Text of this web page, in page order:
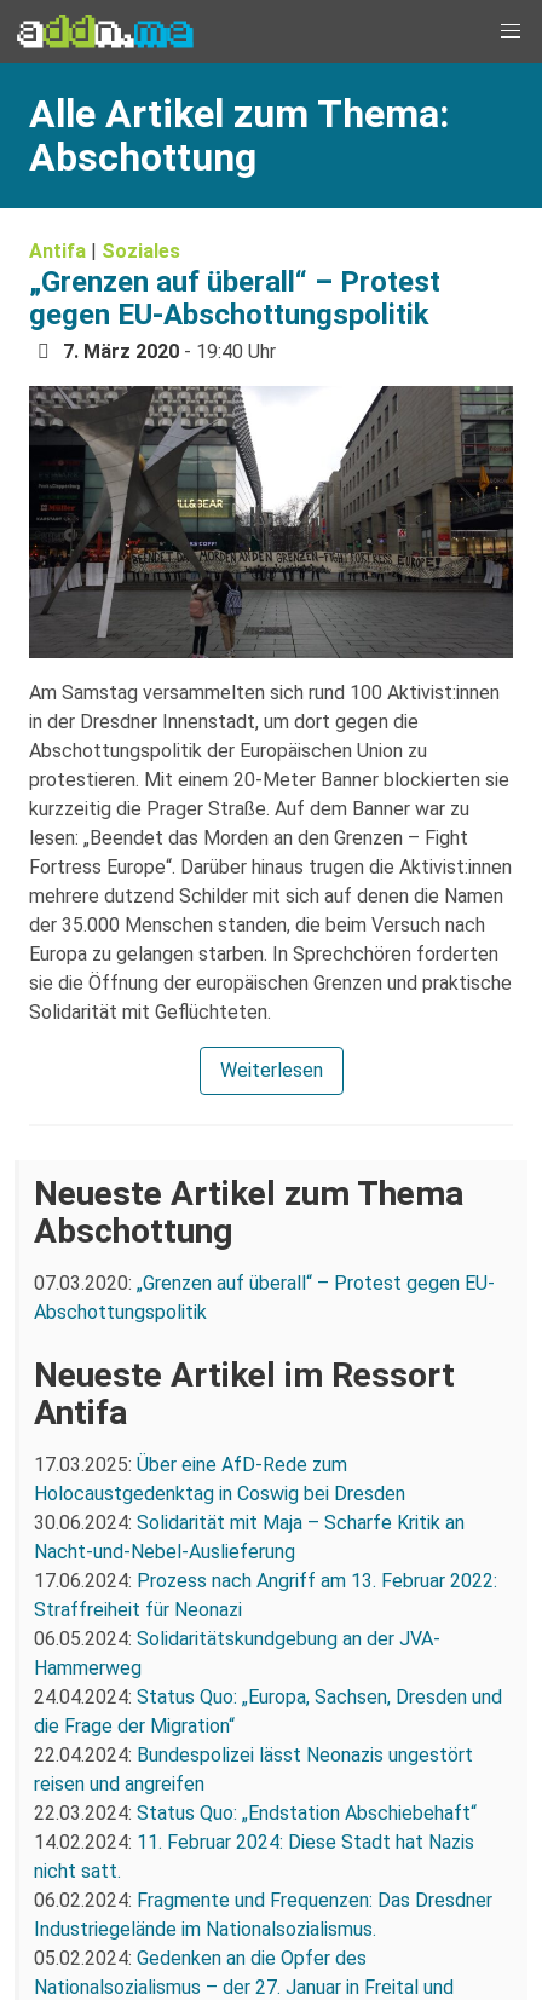
Alle Artikel zum Thema:
Abschottung
Antifa | Soziales
„Grenzen auf überall“ – Protest
gegen EU-Abschottungspolitik
7. März 2020 - 19:40 Uhr
Am Samstag versammelten sich rund 100 Aktivist:innen
in der Dresdner Innenstadt, um dort gegen die
Abschottungspolitik der Europäischen Union zu
protestieren. Mit einem 20-Meter Banner blockierten sie
kurzzeitig die Prager Straße. Auf dem Banner war zu
lesen: „Beendet das Morden an den Grenzen – Fight
Fortress Europe“. Darüber hinaus trugen die Aktivist:innen
mehrere dutzend Schilder mit sich auf denen die Namen
der 35.000 Menschen standen, die beim Versuch nach
Europa zu gelangen starben. In Sprechchören forderten
sie die Öffnung der europäischen Grenzen und praktische
Solidarität mit Geflüchteten.
Weiterlesen
Neueste Artikel zum Thema
Abschottung
07.03.2020: „Grenzen auf überall“ – Protest gegen EU-
Abschottungspolitik
Neueste Artikel im Ressort
Antifa
17.03.2025: Über eine AfD-Rede zum
Holocaustgedenktag in Coswig bei Dresden
30.06.2024: Solidarität mit Maja – Scharfe Kritik an
Nacht-und-Nebel-Auslieferung
17.06.2024: Prozess nach Angriff am 13. Februar 2022:
Straffreiheit für Neonazi
06.05.2024: Solidaritätskundgebung an der JVA-
Hammerweg
24.04.2024: Status Quo: „Europa, Sachsen, Dresden und
die Frage der Migration“
22.04.2024: Bundespolizei lässt Neonazis ungestört
reisen und angreifen
22.03.2024: Status Quo: „Endstation Abschiebehaft“
14.02.2024: 11. Februar 2024: Diese Stadt hat Nazis
nicht satt.
06.02.2024: Fragmente und Frequenzen: Das Dresdner
Industriegelände im Nationalsozialismus.
05.02.2024: Gedenken an die Opfer des
Nationalsozialismus – der 27. Januar in Freital und